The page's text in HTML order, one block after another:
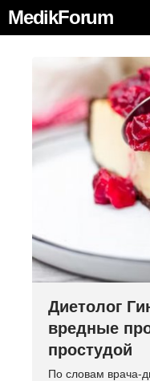
MedikForum
Диетолог
вредные
простудой
По словам врача-